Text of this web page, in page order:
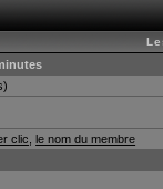
clic ,le nom du membre